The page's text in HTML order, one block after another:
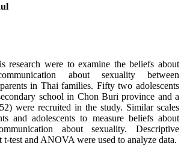
research were to examine the beliefs about
about sexuality between
in Thai families. Fifty two adolescents
school in Chon Buri province and a
were recruited in the study. Similar scales
and adolescents to measure beliefs about
about sexuality. Descriptive
t-test and ANOVA were used to analyze data.